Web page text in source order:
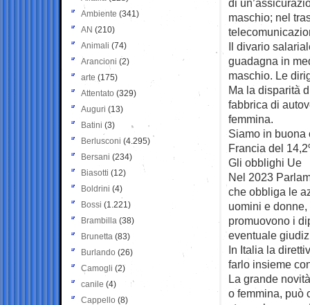
di
maschio; nel
Il divario
guadagna in
maschio. Le
Ma la disparità
fabbrica di
femmina.
Siamo in buona
Francia del
Gli obblighi Ue
Nel 2023
che obbliga le
uomini e
promuovono i
eventuale
In Italia la
farlo insieme
La grande
o femmina, può
Ambiente (341)
AN (210)
Animali (74)
Arancioni (2)
arte (175)
Attentato (329)
Auguri (13)
Batini (3)
Berlusconi (4.295)
Bersani (234)
Biasotti (12)
Boldrini (4)
Bossi (1.221)
Brambilla (38)
Brunetta (83)
Burlando (26)
Camogli (2)
canile (4)
Cappello (8)